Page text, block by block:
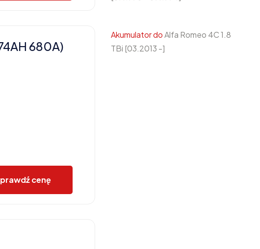
680A)
cenę
Akumulator doAlfa Romeo 4C 1.8
TBi [03.2013 -]